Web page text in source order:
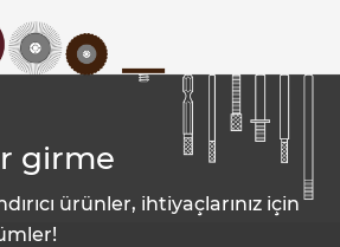
girme
ürünler, ihtiyaçlarınız için